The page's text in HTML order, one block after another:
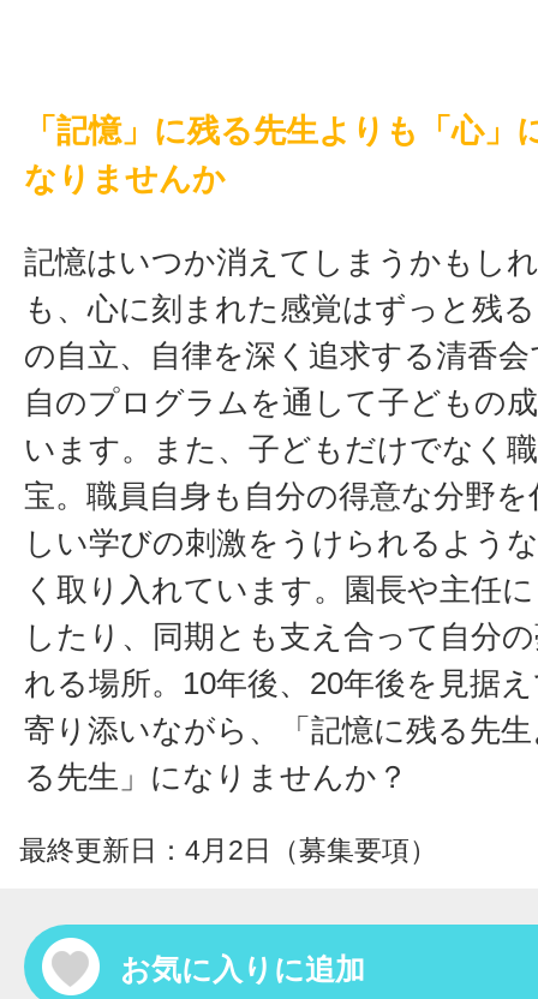
「記憶」に残る先生よりも「心」
なりませんか
記憶はいつか消えてしまうかもし
も、心に刻まれた感覚はずっと残
の自立、自律を深く追求する清香
自のプログラムを通して子どもの
います。また、子どもだけでなく
宝。職員自身も自分の得意な分野
しい学びの刺激をうけられるよう
く取り入れています。園長や主任
したり、同期とも支え合って自分
れる場所。10年後、20年後を見据
寄り添いながら、「記憶に残る先
る先生」になりませんか？
最終更新日：4月2日（募集要項）
お気に入りに追加